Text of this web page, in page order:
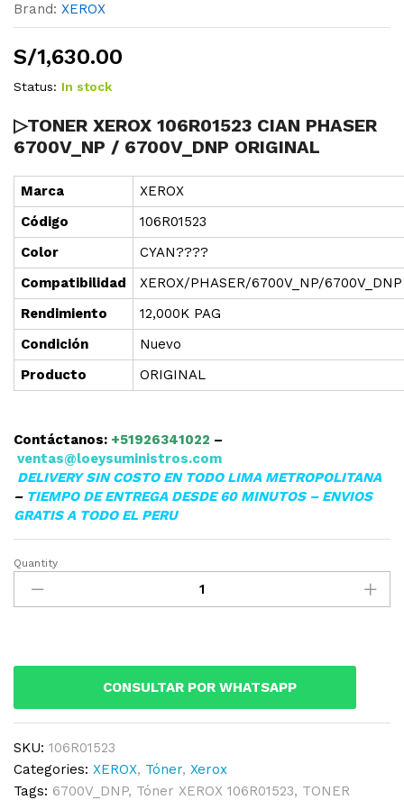
Brand: XEROX
S/1,630.00
Status: In stock
▷TONER XEROX 106R01523 CIAN PHASER
6700V_NP / 6700V_DNP ORIGINAL
Marca
XEROX
Código
106R01523
Color
CYAN????
Compatibilidad
XEROX/PHASER/6700V_NP/6700V_DNP
Rendimiento
12,000K PAG
Condición
Nuevo
Producto
ORIGINAL
Contáctanos: +51926341022 –
ventas@loeysuministros.com
DELIVERY SIN COSTO EN TODO LIMA METROPOLITANA
– TIEMPO DE ENTREGA DESDE 60 MINUTOS – ENVIOS
GRATIS A TODO EL PERU
▷TONER
XEROX
106R01523
ORIGINAL
quantity
Quantity
CONSULTAR POR WHATSAPP
SKU: 106R01523
Categories: XEROX, Tóner, Xerox
Tags: 6700V_DNP, Tóner XEROX 106R01523, TONER